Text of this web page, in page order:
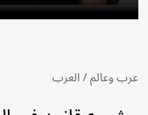
عرب وعالم/العرب